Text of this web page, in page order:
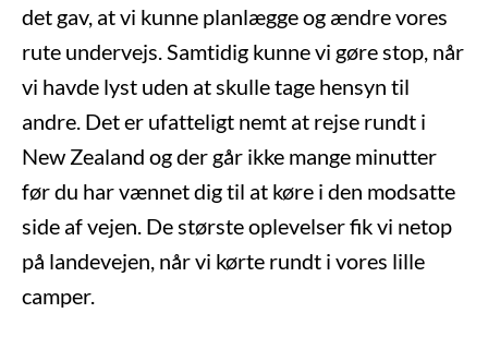
det gav, at vi kunne planlægge og ændre vores
rute undervejs. Samtidig kunne vi gøre stop, når
vi havde lyst uden at skulle tage hensyn til
andre. Det er ufatteligt nemt at rejse rundt i
New Zealand og der går ikke mange minutter
før du har vænnet dig til at køre i den modsatte
side af vejen. De største oplevelser fik vi netop
på landevejen, når vi kørte rundt i vores lille
camper.